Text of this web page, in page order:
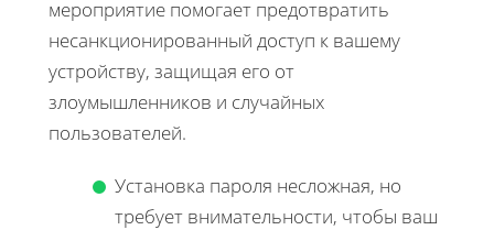
мероприятие помогает предотвратить
несанкционированный доступ к вашему
устройству, защищая его от
злоумышленников и случайных
пользователей.
Установка пароля несложная, но
требует внимательности, чтобы ваш